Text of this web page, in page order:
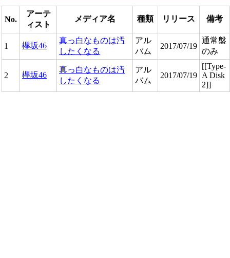
No.
アーテ
ィスト
メディア名 種類 リリース 備考
1 欅坂46
真っ白なものは汚
したくなる
アル
バム
2017/07/19
通常盤
のみ
2 欅坂46
真っ白なものは汚
したくなる
アル
バム
2017/07/19
[[Type-
A Disk
2]]